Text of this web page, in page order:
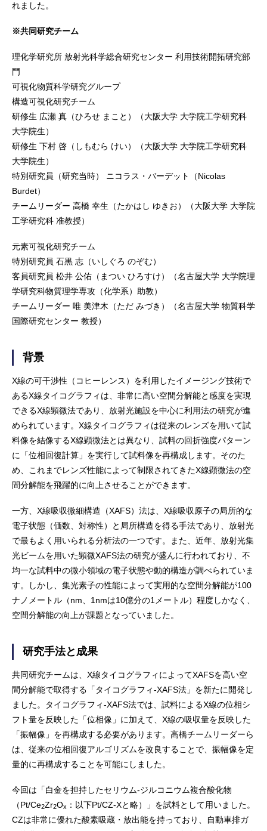
れました。
※共同研究チーム
理化学研究所 放射光科学総合研究センター 利用技術開拓研究部
門
可視化物質科学研究グループ
構造可視化研究チーム
研修生 広瀬 真（ひろせ まこと）（大阪大学 大学院工学研究科
大学院生）
研修生 下村 啓（しもむら けい）（大阪大学 大学院工学研究科
大学院生）
特別研究員（研究当時） ニコラス・バーデット（Nicolas
Burdet）
チームリーダー 高橋 幸生（たかはし ゆきお）（大阪大学 大学院
工学研究科 准教授）
元素可視化研究チーム
特別研究員 石黒 志（いしぐろ のぞむ）
客員研究員 松井 公佑（まつい ひろすけ）（名古屋大学 大学院理
学研究科物質理学専攻（化学系）助教）
チームリーダー 唯 美津木（ただ みづき）（名古屋大学 物質科学
国際研究センター 教授）
背景
X線の可干渉性（コヒーレンス）を利用したイメージング技術で
あるX線タイコグラフィは、非常に高い空間分解能と感度を実現
できるX線顕微法であり、放射光施設を中心に利用法の研究が進
められています。X線タイコグラフィは従来のレンズを用いて試
料像を結像するX線顕微法とは異なり、試料の回折強度パターン
に「位相回復計算」を実行して試料像を再構成します。そのた
め、これまでレンズ性能によって制限されてきたX線顕微法の空
間分解能を飛躍的に向上させることができます。
一方、X線吸収微細構造（XAFS）法は、X線吸収原子の局所的な
電子状態（価数、対称性）と局所構造を得る手法であり、放射光
で最もよく用いられる分析法の一つです。また、近年、放射光集
光ビームを用いた顕微XAFS法の研究が盛んに行われており、不
均一な試料中の微小領域の電子状態や動的構造が調べられていま
す。しかし、集光素子の性能によって実用的な空間分解能が100
ナノメートル（nm、1nmは10億分の1メートル）程度しかなく、
空間分解能の向上が課題となっていました。
研究手法と成果
共同研究チームは、X線タイコグラフィによってXAFSを高い空
間分解能で取得する「タイコグラフィ-XAFS法」を新たに開発し
ました。タイコグラフィ-XAFS法では、試料によるX線の位相シ
フト量を反映した「位相像」に加えて、X線の吸収量を反映した
「振幅像」を再構成する必要があります。高橋チームリーダーら
は、従来の位相回復アルゴリズムを改良することで、振幅像を定
量的に再構成することを可能にしました。
今回は「白金を担持したセリウム-ジルコニウム複合酸化物
（Pt/Ce2Zr2Ox ：以下Pt/CZ-Xと略）」を試料として用いました。
CZは非常に優れた酸素吸蔵・放出能を持っており、自動車排ガ